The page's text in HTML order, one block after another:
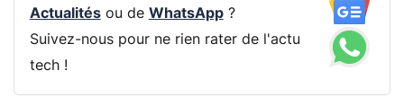
Actualitésou de WhatsApp?
Suivez-nous pour ne rien rater de l'actu
tech !